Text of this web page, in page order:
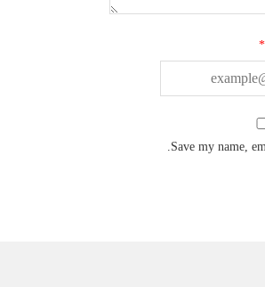
*
Save my name,